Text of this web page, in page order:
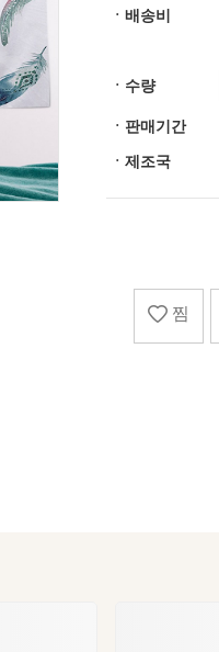
ㆍ배송비
ㆍ수량
ㆍ판매기간
ㆍ제조국
찜